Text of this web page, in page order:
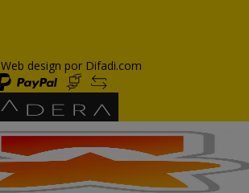
Web design por Difadi.com